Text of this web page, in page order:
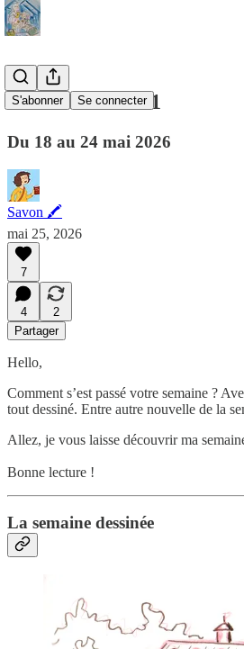
S'abonner Se connecter
#069 Semaine 21
Du 18 au 24 mai 2026
Savon 🖍
mai 25, 2026
7
4
2
Partager
Hello,
Comment s’est passé votre semaine ?
tout dessiné. Entre autre nouvelle de la
Allez, je vous laisse découvrir ma
Bonne lecture !
La semaine dessinée